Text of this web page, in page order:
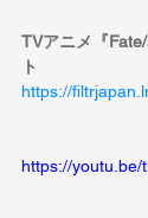
TVアニメ『
ト
https://
https://youtu.be/